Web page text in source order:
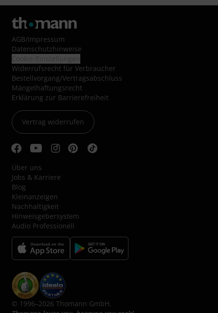
AGB/Impressum
Datenschutzhinweise
Widerrufsrecht für Verbraucher
Bestellvorgang/Vertragsabschluss
Mängelhaftungsrecht
Erklärung zur Barrierefreiheit
Vertrag widerrufen
Über uns
Jobs & Karriere
Blog
Kleinanzeigen
Nachhaltigkeit
Hinweisgebersystem
Audio Professionell
© 1996–2026 Thomann GmbH.